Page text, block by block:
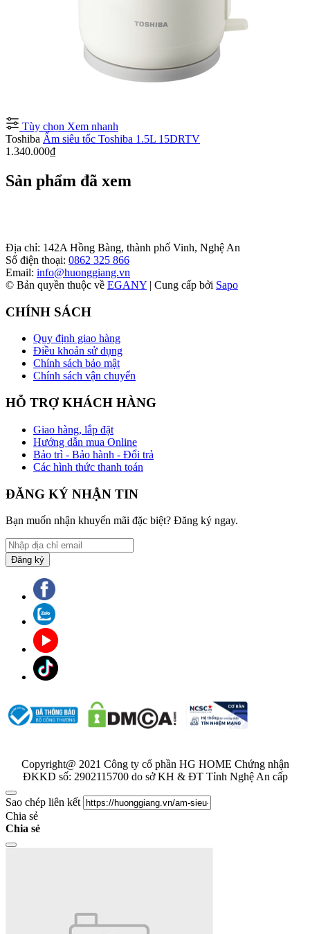
Tùy chọn Xem nhanh
Toshiba Ấm siêu tốc Toshiba 1.5L 15DRTV
1.340.000₫
Sản phẩm đã xem
Địa chỉ: 142A Hồng Bàng, thành phố Vinh, Nghệ An
Số điện thoại: 0862 325 866
Email: info@huonggiang.vn
© Bản quyền thuộc về EGANY | Cung cấp bởi Sapo
CHÍNH SÁCH
Quy định giao hàng
Điều khoản sử dụng
Chính sách bảo mật
Chính sách vận chuyển
HỖ TRỢ KHÁCH HÀNG
Giao hàng, lắp đặt
Hướng dẫn mua Online
Bảo trì - Bảo hành - Đổi trả
Các hình thức thanh toán
ĐĂNG KÝ NHẬN TIN
Bạn muốn nhận khuyến mãi đặc biệt? Đăng ký ngay.
Đăng ký
Copyright@ 2021 Công ty cổ phần HG HOME Chứng nhận
ĐKKD số: 2902115700 do sở KH & ĐT Tỉnh Nghệ An cấp
Sao chép liên kết
Chia sẻ
Chia sẻ